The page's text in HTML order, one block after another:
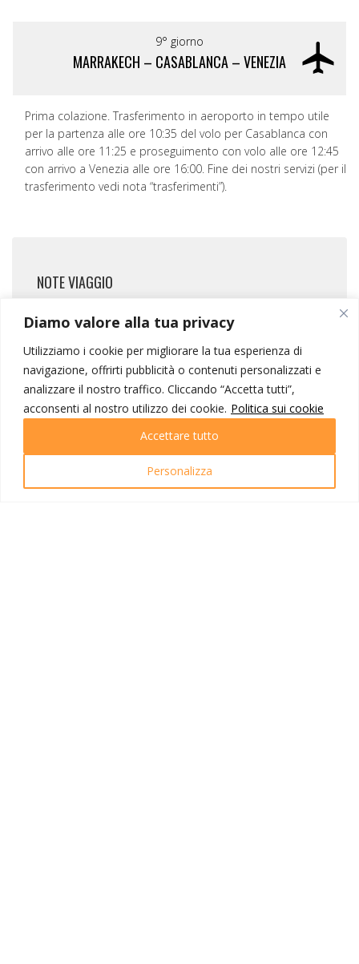
Diamo valore alla tua privacy
Utilizziamo i cookie per migliorare la tua esperienza di
navigazione, offrirti pubblicità o contenuti personalizzati e
analizzare il nostro traffico. Cliccando “Accetta tutti”,
acconsenti al nostro utilizzo dei cookie. Politica sui cookie
Personalizza
Accettare tutto
9° giorno
MARRAKECH – CASABLANCA – VENEZIA
Prima colazione. Trasferimento in aeroporto in tempo utile
per la partenza alle ore 10:35 del volo per Casablanca con
arrivo alle ore 11:25 e proseguimento con volo alle ore 12:45
con arrivo a Venezia alle ore 16:00. Fine dei nostri servizi (per il
trasferimento vedi nota “trasferimenti”).
NOTE VIAGGIO
Voli internazionali Royal Air Maroc in
classe economica;
Tasse aeroportuali € 165,00 (calcolate in
all’emissione dei biglietti);
cat. 4 stelle e 1 notte in campo tendato;